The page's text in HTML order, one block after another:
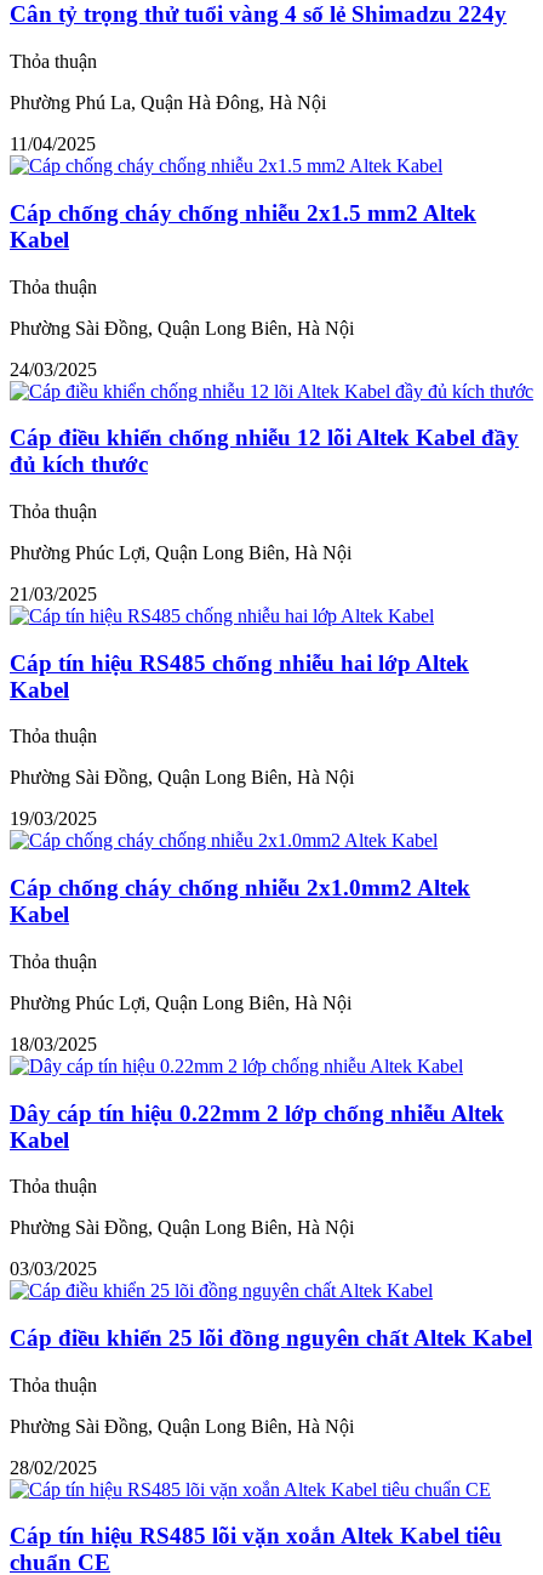
Cân tỷ trọng thử tuổi vàng 4 số lẻ Shimadzu 224y
Thỏa thuận
Phường Phú La, Quận Hà Đông, Hà Nội
11/04/2025
Cáp chống cháy chống nhiễu 2x1.5 mm2 Altek
Kabel
Thỏa thuận
Phường Sài Đồng, Quận Long Biên, Hà Nội
24/03/2025
Cáp điều khiển chống nhiễu 12 lõi Altek Kabel đầy
đủ kích thước
Thỏa thuận
Phường Phúc Lợi, Quận Long Biên, Hà Nội
21/03/2025
Cáp tín hiệu RS485 chống nhiễu hai lớp Altek
Kabel
Thỏa thuận
Phường Sài Đồng, Quận Long Biên, Hà Nội
19/03/2025
Cáp chống cháy chống nhiễu 2x1.0mm2 Altek
Kabel
Thỏa thuận
Phường Phúc Lợi, Quận Long Biên, Hà Nội
18/03/2025
Dây cáp tín hiệu 0.22mm 2 lớp chống nhiễu Altek
Kabel
Thỏa thuận
Phường Sài Đồng, Quận Long Biên, Hà Nội
03/03/2025
Cáp điều khiển 25 lõi đồng nguyên chất Altek Kabel
Thỏa thuận
Phường Sài Đồng, Quận Long Biên, Hà Nội
28/02/2025
Cáp tín hiệu RS485 lõi vặn xoắn Altek Kabel tiêu
chuẩn CE